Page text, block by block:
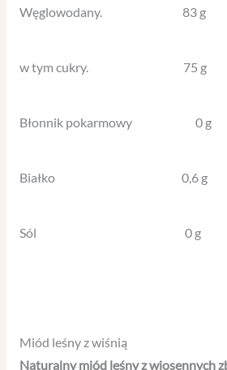
Węglowodany. 83 g
w tym cukry. 75 g
Błonnik pokarmowy 0 g
Białko 0,6 g
Sól 0 g
Miód leśny z wiśnią
Naturalny miód leśny z wiosennych